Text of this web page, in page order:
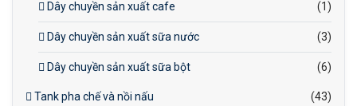
Dây chuyền sản xuất cafe (1)
Dây chuyền sản xuất sữa nước (3)
Dây chuyền sản xuất sữa bột (6)
Tank pha chế và nồi nấu
(43)